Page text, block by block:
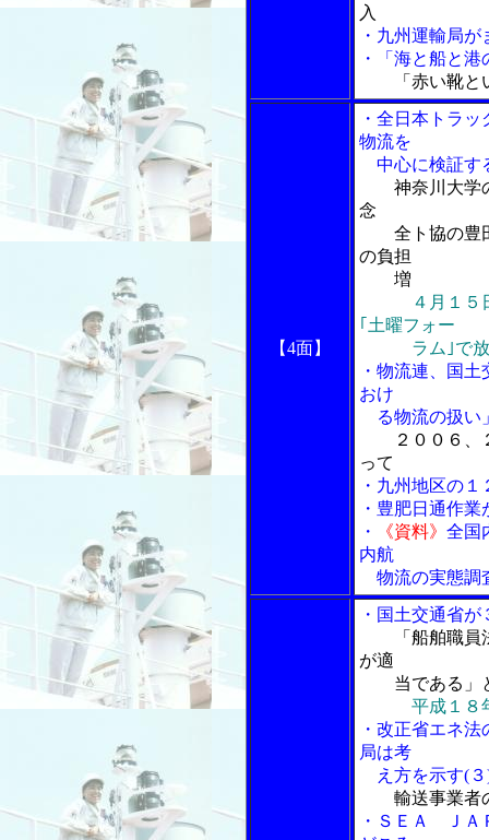
入
・九州運輸局
・「海と船と
「赤い靴と
【4面】
・全日本トラ
物流を
中心に検証す
神奈川大学
念
全ト協の豊田
の負担
増
４月１５
｢土曜フォー
ラム｣で放
・物流連、国
おけ
る物流の扱い
２００６
って
・九州地区の
・豊肥日通作
・
《資料》 全国
内航
物流の実態調
・国土交通省
「船舶職
が適
当である」
平成１８
・改正省エネ
局は考
え方を示す(３
輸送事業者
・ＳＥＡ ＪＡ